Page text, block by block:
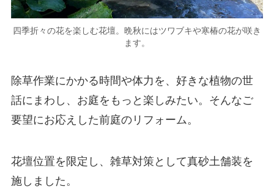
四季折々の花を楽しむ花壇。晩秋にはツワブキや寒椿の花が咲き
ます。
除草作業にかかる時間や体力を、好きな植物の世
話にまわし、お庭をもっと楽しみたい。そんなご
要望にお応えした前庭のリフォーム。
花壇位置を限定し、雑草対策として真砂土舗装を
施しました。